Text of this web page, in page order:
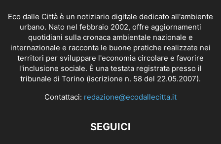
Eco dalle Città è un notiziario digitale dedicato all'ambiente
urbano. Nato nel febbraio 2002, offre aggiornamenti
quotidiani sulla cronaca ambientale nazionale e
internazionale e racconta le buone pratiche realizzate nei
territori per sviluppare l'economia circolare e favorire
l'inclusione sociale. È una testata registrata presso il
tribunale di Torino (iscrizione n. 58 del 22.05.2007).
Contattaci: redazione@ecodallecitta.it
SEGUICI